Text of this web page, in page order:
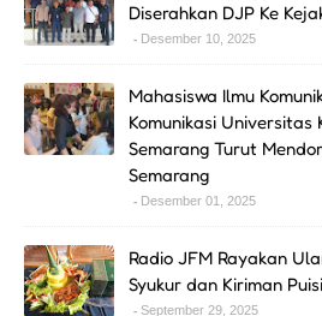
Diserahkan DJP Ke
Desember 10, 2025
Mahasiswa Ilmu
Komunikasi
Semarang Turut
Semarang
Desember 01, 2025
Radio JFM Rayakan
Syukur dan Kiriman
September 29, 2025